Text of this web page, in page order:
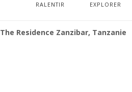
RALENTIR EXPLORER
The Residence Zanzibar, Tanzanie